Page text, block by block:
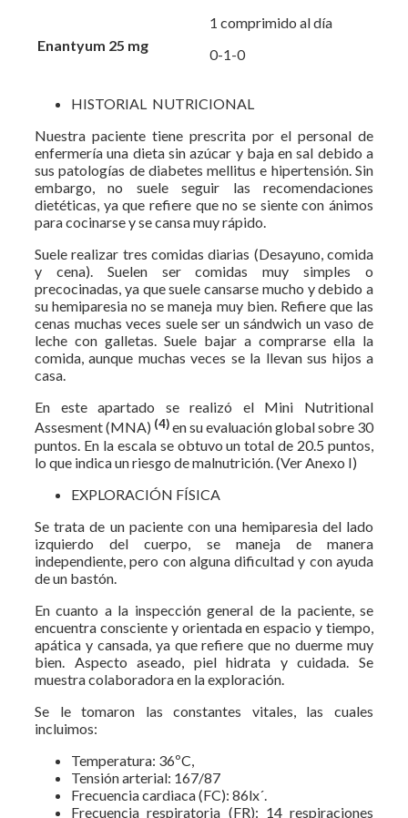
Enantyum 25 mg
1 comprimido al día
0-1-0
HISTORIAL NUTRICIONAL
Nuestra paciente tiene prescrita por el personal de
enfermería una dieta sin azúcar y baja en sal debido a
sus patologías de diabetes mellitus e hipertensión. Sin
embargo, no suele seguir las recomendaciones
dietéticas, ya que refiere que no se siente con ánimos
para cocinarse y se cansa muy rápido.
Suele realizar tres comidas diarias (Desayuno, comida
y cena). Suelen ser comidas muy simples o
precocinadas, ya que suele cansarse mucho y debido a
su hemiparesia no se maneja muy bien. Refiere que las
cenas muchas veces suele ser un sándwich un vaso de
leche con galletas. Suele bajar a comprarse ella la
comida, aunque muchas veces se la llevan sus hijos a
casa.
En este apartado se realizó el Mini Nutritional
Assesment (MNA) (4)en su evaluación global sobre 30
puntos. En la escala se obtuvo un total de 20.5 puntos,
lo que indica un riesgo de malnutrición. (Ver Anexo I)
EXPLORACIÓN FÍSICA
Se trata de un paciente con una hemiparesia del lado
izquierdo del cuerpo, se maneja de manera
independiente, pero con alguna dificultad y con ayuda
de un bastón.
En cuanto a la inspección general de la paciente, se
encuentra consciente y orientada en espacio y tiempo,
apática y cansada, ya que refiere que no duerme muy
bien. Aspecto aseado, piel hidrata y cuidada. Se
muestra colaboradora en la exploración.
Se le tomaron las constantes vitales, las cuales
incluimos:
Temperatura: 36ºC,
Tensión arterial: 167/87
Frecuencia cardiaca (FC): 86lx´.
Frecuencia respiratoria (FR): 14 respiraciones